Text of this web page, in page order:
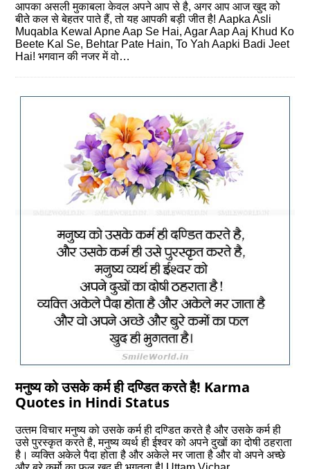
आपका असली मुकाबला केवल अपने आप से है, अगर आप आज खुद को
बीते कल से बेहतर पाते हैं, तो यह आपकी बड़ी जीत है! Aapka Asli
Muqabla Kewal Apne Aap Se Hai, Agar Aap Aaj Khud Ko
Beete Kal Se, Behtar Pate Hain, To Yah Aapki Badi Jeet
Hai! भगवान की नजर में वो…
मनुष्‍य को उसके कर्म ही दण्डित करते है! Karma
Quotes in Hindi Status
उत्‍तम विचार मनुष्‍य को उसके कर्म ही दण्डित करते है और उसके कर्म ही
उसे पुरस्‍कृत करते है, मनुष्‍य व्‍यर्थ ही ईश्‍वर को अपने दुखों का दोषी ठहराता
है। व्‍यक्ति अकेले पैदा होता है और अकेले मर जाता है और वो अपने अच्‍छे